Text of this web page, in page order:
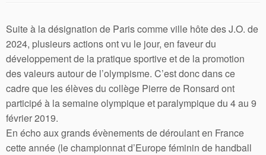
Suite à la désignation de Paris comme ville hôte des J.O. de
2024, plusieurs actions ont vu le jour, en faveur du
développement de la pratique sportive et de la promotion
des valeurs autour de l’olympisme. C’est donc dans ce
cadre que les élèves du collège Pierre de Ronsard ont
participé à la semaine olympique et paralympique du 4 au 9
février 2019.
En écho aux grands évènements de déroulant en France
cette année (le championnat d’Europe féminin de handball